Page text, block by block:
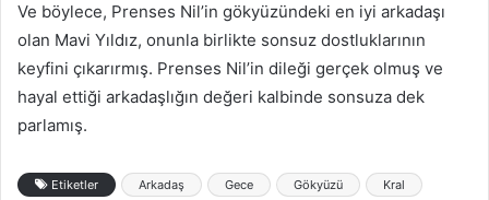
Ve böylece, Prenses Nil’in gökyüzündeki en iyi arkadaşı
olan Mavi Yıldız, onunla birlikte sonsuz dostluklarının
keyfini çıkarırmış. Prenses Nil’in dileği gerçek olmuş ve
hayal ettiği arkadaşlığın değeri kalbinde sonsuza dek
parlamış.
Etiketler Arkadaş Gece Gökyüzü
Kral